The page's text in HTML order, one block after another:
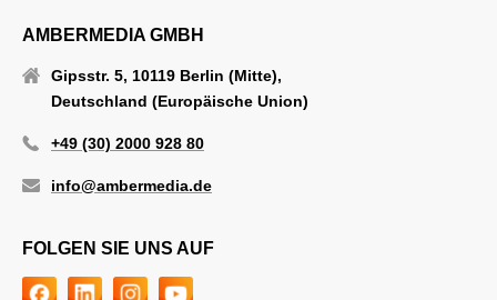
AMBERMEDIA GMBH
Gipsstr. 5, 10119 Berlin (Mitte),
Deutschland (Europäische Union)
+49 (30) 2000 928 80
info@ambermedia.de
FOLGEN SIE UNS AUF